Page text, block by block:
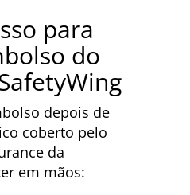
para
do
depois de
coberto pelo
da
em mãos: